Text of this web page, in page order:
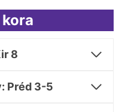
8
Préd 3-5